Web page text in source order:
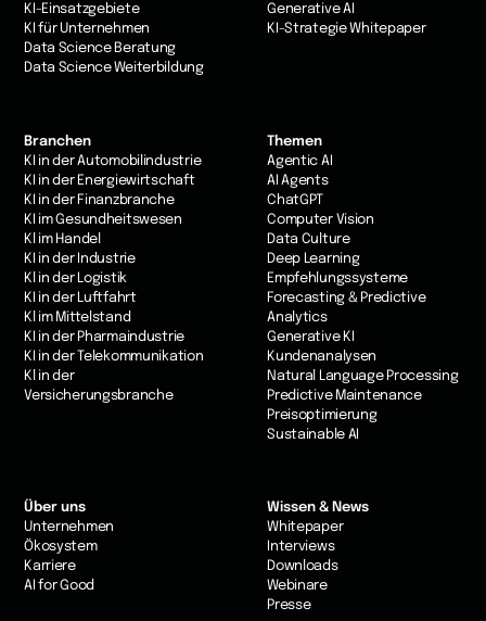
KI-Einsatzgebiete
KI für Unternehmen
Data Science Beratung
Data Science Weiterbildung
Branchen
KI in der Automobilindustrie
KI in der Energiewirtschaft
KI in der Finanzbranche
KI im Gesundheitswesen
Kl im Handel
KI in der Industrie
Kl in der Logistik
KI in der Luftfahrt
Kl im Mittelstand
KI in der Pharmaindustrie
KI in der Telekommunikation
Kl in der
Versicherungsbranche
Themen
Agentic AI
AI Agents
ChatGPT
Computer Vision
Data Culture
Deep Learning
Empfehlungssysteme
Forecasting & Predictive
Analytics
Generative KI
Kundenanalysen
Natural Language Processing
Predictive Maintenance
Preisoptimierung
Sustainable AI
Generative AI
KI-Strategie Whitepaper
Über uns
Unternehmen
Ökosystem
Karriere
AI for Good
Wissen & News
Whitepaper
Interviews
Downloads
Webinare
Presse